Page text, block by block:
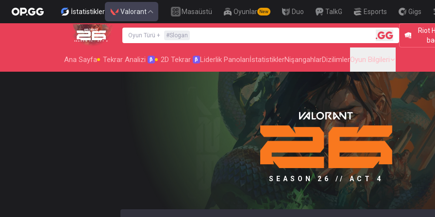
İstatistikler Valorant Masaüstü Oyunlar New Duo TalkG Esports Gigs
SEASON 26 : ACT 4
Oyun Türü + #Slogan
Riot
🎯 Level
Ana Sayfa Tekrar Analizi β 2D Tekrar β Liderlik PanolarıİstatistiklerNişangahlarDizilimlerOyun Bilgileri
SEASON 26 // ACT 4